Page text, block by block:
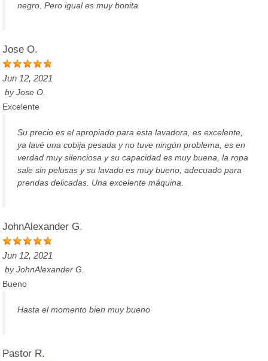
negro. Pero igual es muy bonita
Jose O.
Jun 12, 2021
byJose O.
Excelente
Su precio es el apropiado para esta lavadora, es excelente,
ya lavé una cobija pesada y no tuve ningún problema, es en
verdad muy silenciosa y su capacidad es muy buena, la ropa
sale sin pelusas y su lavado es muy bueno, adecuado para
prendas delicadas. Una excelente máquina.
JohnAlexander G.
Jun 12, 2021
byJohnAlexander G.
Bueno
Hasta el momento bien muy bueno
Pastor R.